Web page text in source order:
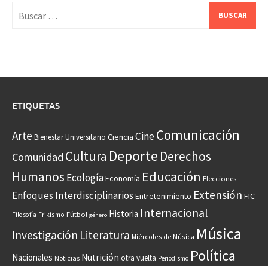
ETIQUETAS
Arte Bienestar Universitario Ciencia CineComunicación
Comunidad Cultura Deporte Derechos
Humanos EcologíaEconomía Educación Elecciones
Enfoques Interdisciplinarios Entretenimiento Extensión FIC
Filosofía Frikismo Fútbol género Historia Internacional
Investigación Literatura Miércoles de Música Música
Nacionales Noticias Nutrición otra vuelta Periodismo Política